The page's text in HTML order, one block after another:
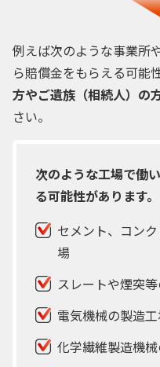
例えば次のような事業所
ら賠償金をもらえる可能
方やご遺族（相続人）の
さい。
次のような工場で働
る可能性があります。
セメント、コン
場
スレートや煙突
電気機械の製造
化学繊維製造機